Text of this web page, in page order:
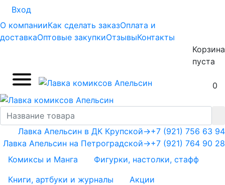
Вход
О компанииКак сделать заказОплата и
доставкаОптовые закупкиОтзывыКонтакты
Корзина
пуста
0
+7 (921) 756 63 94
+7 (921) 764 90 28
Лавка Апельсин в ДК Крупской→
Лавка Апельсин на Петроградской→
Комиксы и Манга
Фигурки, настолки, стафф
Книги, артбуки и журналы
Акции